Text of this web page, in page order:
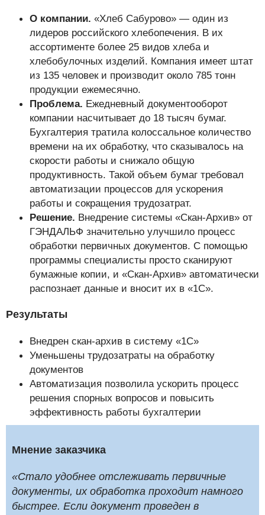
О компании. «Хлеб Сабурово» — один из
лидеров российского хлебопечения. В их
ассортименте более 25 видов хлеба и
хлебобулочных изделий. Компания имеет штат
из 135 человек и производит около 785 тонн
продукции ежемесячно.
Проблема. Ежедневный документооборот
компании насчитывает до 18 тысяч бумаг.
Бухгалтерия тратила колоссальное количество
времени на их обработку, что сказывалось на
скорости работы и снижало общую
продуктивность. Такой объем бумаг требовал
автоматизации процессов для ускорения
работы и сокращения трудозатрат.
Решение. Внедрение системы «Скан-Архив» от
ГЭНДАЛЬФ значительно улучшило процесс
обработки первичных документов. С помощью
программы специалисты просто сканируют
бумажные копии, и «Скан-Архив» автоматически
распознает данные и вносит их в «1С».
Результаты
Внедрен скан-архив в систему «1С»
Уменьшены трудозатраты на обработку
документов
Автоматизация позволила ускорить процесс
решения спорных вопросов и повысить
эффективность работы бухгалтерии
Мнение заказчика
«Стало удобнее отслеживать первичные
документы, их обработка проходит намного
быстрее. Если документ проведен в